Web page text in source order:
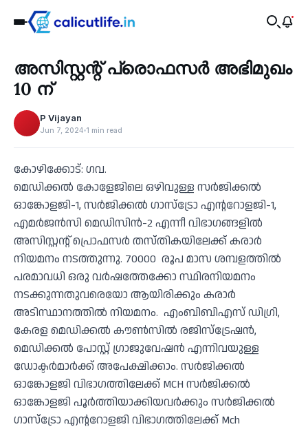
‹
Health
അസിസ്റ്റന്റ് പ്രൊഫസര്‍ അഭിമുഖം
10 ന്
P Vijayan
Jun 7, 2024 1 min read
കോഴിക്കോട്: ഗവ.
മെഡിക്കല്‍ കോളേജിലെ ഒഴിവുള്ള സര്‍ജിക്കല്‍
ഓങ്കോളജി-1, സര്‍ജിക്കല്‍ ഗാസ്ട്രോ എന്ററോളജി-1,
എമര്‍ജന്‍സി മെഡിസിന്‍-2 എന്നീ വിഭാഗങ്ങളിൽ
അസിസ്റ്റന്റ് പ്രൊഫസര്‍ തസ്തികയിലേക്ക് കരാർ
നിയമനം നടത്തുന്നു. 70000 രൂപ മാസ ശമ്പളത്തില്‍
പരമാവധി ഒരു വര്‍ഷത്തേക്കോ സ്ഥിരനിയമനം
നടക്കുന്നതുവരെയോ ആയിരിക്കും കരാര്‍
അടിസ്ഥാനത്തില്‍ നിയമനം. എംബിബിഎസ് ഡിഗ്രി,
കേരള മെഡിക്കല്‍ കൗണ്‍സില്‍ രജിസ്ട്രേഷന്‍,
മെഡിക്കല്‍ പോസ്റ്റ് ഗ്രാജുവേഷന്‍ എന്നിവയുള്ള
ഡോക്ടര്‍മാർക്ക് അപേക്ഷിക്കാം. സര്‍ജിക്കല്‍
ഓങ്കോളജി വിഭാഗത്തിലേക്ക് MCH സര്‍ജിക്കല്‍
ഓങ്കോളജി പൂര്‍ത്തിയാക്കിയവര്‍ക്കും സര്‍ജിക്കല്‍
ഗാസ്ട്രോ എന്ററോളജി വിഭാഗത്തിലേക്ക് Mch